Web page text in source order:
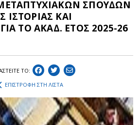
ΣΠΟΥΔΩΝ
ΚΑΙ
ΤΟ ΑΚΑΔ. ΕΤΟΣ 2025-26
ΤΟ:
ΕΠΙΣΤΡΟΦΗ ΣΤΗ ΛΙΣΤΑ